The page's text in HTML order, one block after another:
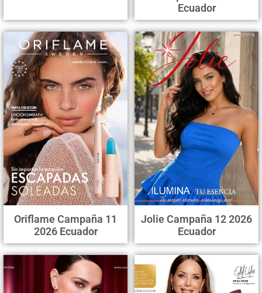
Ecuador
Oriflame Campaña 11
2026 Ecuador
Jolie Campaña 12 2026
Ecuador